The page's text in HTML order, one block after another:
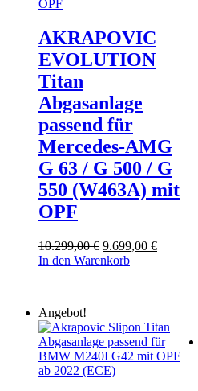
AKRAPOVIC
EVOLUTION
Titan
Abgasanlage
passend für
Mercedes-AMG
G 63 / G 500 / G
550 (W463A) mit
OPF
10.299,00€ Ursprünglicher
Preis
9.699,00 €Aktueller
In den Warenkorb
Angebot!